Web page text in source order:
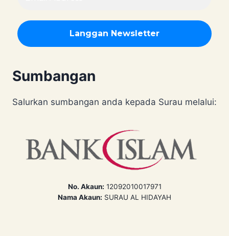
Sumbangan
Salurkan sumbangan anda kepada Surau melalui:
No. Akaun: 12092010017971
Nama Akaun: SURAU AL HIDAYAH